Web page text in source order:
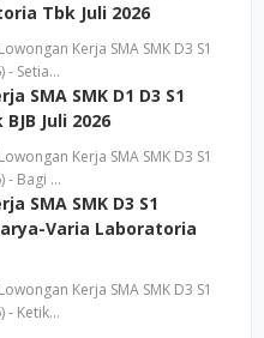
Tbk Juli 2026
Kerja SMA SMK D3 S1
- Setia…
SMA SMK D1 D3 S1
Juli 2026
Kerja SMA SMK D3 S1
- Bagi …
SMA SMK D3 S1
Varia Laboratoria
Kerja SMA SMK D3 S1
- Ketik…